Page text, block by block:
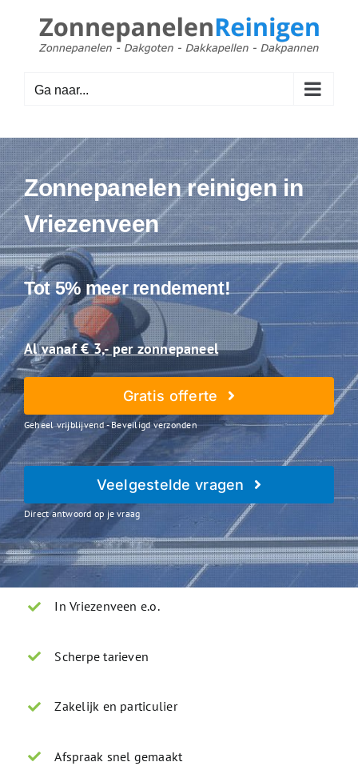
inhoud
Ga naar...
Zonnepanelen reinigen in
Vriezenveen
Tot 5% meer rendement!
Al vanaf € 3,- per zonnepaneel
Gratis offerte
Geheel vrijblijvend - Beveiligd verzonden
Veelgestelde vragen
Direct antwoord op je vraag
In Vriezenveen e.o.
Scherpe tarieven
Zakelijk en particulier
Afspraak snel gemaakt